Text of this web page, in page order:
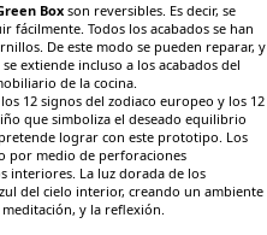
Boxson reversibles. Es decir, se
fácilmente. Todos los acabados se han
De este modo se pueden reparar, y
extiende incluso a los acabados del
de la cocina.
12 signos del zodiaco europeo y los 12
que simboliza el deseado equilibrio
lograr con este prototipo. Los
por medio de perforaciones
interiores. La luz dorada de los
del cielo interior, creando un ambiente
y la reflexión.